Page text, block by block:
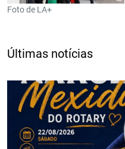
Foto de LA+
Últimas notícias